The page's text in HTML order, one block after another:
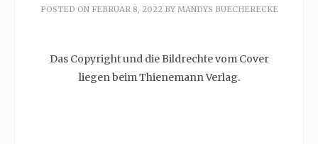
POSTED ON FEBRUAR 8, 2022BY MANDYS BUECHERECKE
Das Copyright und die Bildrechte vom Cover
liegen beim Thienemann Verlag.